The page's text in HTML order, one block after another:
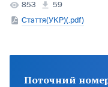
853
59
Стаття(УКР)(.pdf)
Поточний